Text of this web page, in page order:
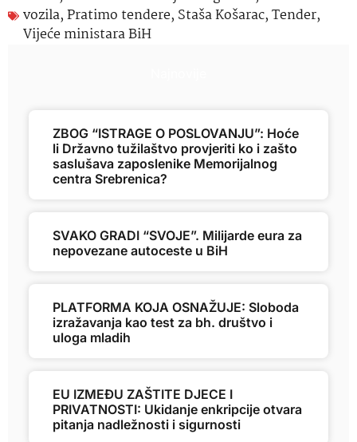
vozila,Pratimo tendere, Staša Košarac,Tender,
Vijeće ministara BiH
ZBOG “ISTRAGE O POSLOVANJU”: Hoće
li Državno tužilaštvo provjeriti ko i zašto
saslušava zaposlenike Memorijalnog
centra Srebrenica?
SVAKO GRADI “SVOJE”. Milijarde eura za
nepovezane autoceste u BiH
PLATFORMA KOJA OSNAŽUJE: Sloboda
izražavanja kao test za bh. društvo i
uloga mladih
EU IZMEĐU ZAŠTITE DJECE I
PRIVATNOSTI: Ukidanje enkripcije otvara
pitanja nadležnosti i sigurnosti